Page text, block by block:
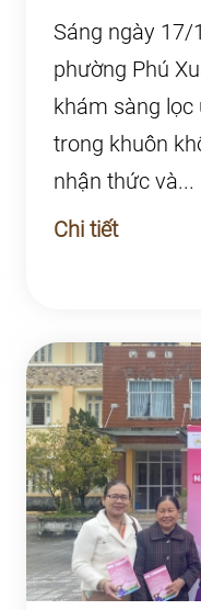
Phú Xuân,
Sáng ngày 17/
phường Phú
khám sàng lọc
trong khuôn
nhận thức và...
Chi tiết